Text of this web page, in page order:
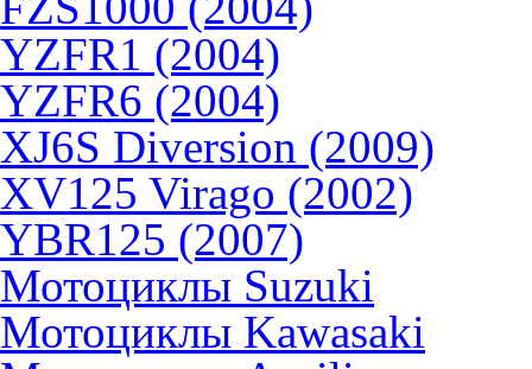
YZFR1 (2004)
YZFR6 (2004)
XJ6S Diversion (2009)
XV125 Virago (2002)
YBR125 (2007)
Мотоциклы Suzuki
Мотоциклы Kawasaki